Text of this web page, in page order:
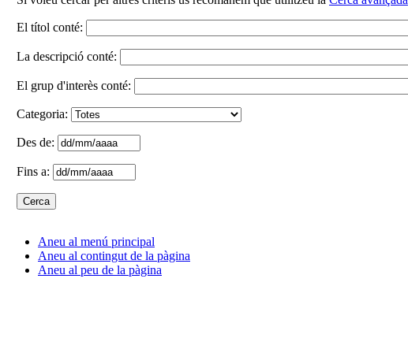
El títol conté:
La descripció conté:
El grup d'interès conté:
Categoria:
Des de:
Fins a:
Aneu al menú principal
Aneu al contingut de la pàgina
Aneu al peu de la pàgina